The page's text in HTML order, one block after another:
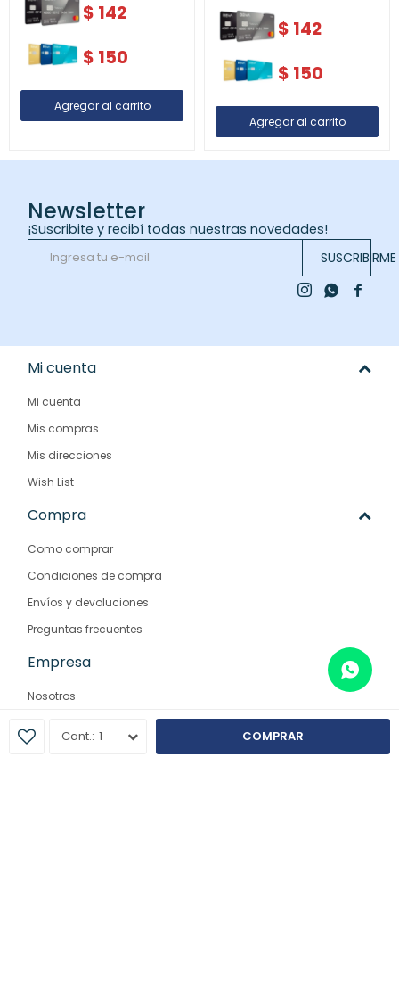
1 COMPRAR
$ 142
$ 150
$ 142
$ 150
Newsletter
¡Suscribite y recibí todas nuestras novedades!
SUSCRIBIRME

 
Mi cuenta
Mi cuenta
Mis compras
Mis direcciones
Wish List
Compra
Como comprar
Condiciones de compra
Envíos y devoluciones
Preguntas frecuentes
Empresa
Nosotros